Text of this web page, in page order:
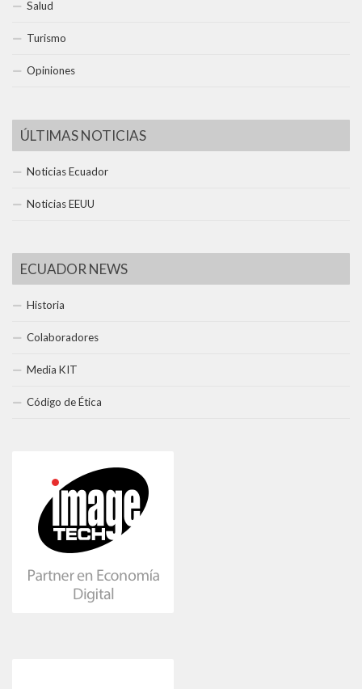
Salud
Turismo
Opiniones
ÚLTIMAS NOTICIAS
Noticias Ecuador
Noticias EEUU
ECUADOR NEWS
Historia
Colaboradores
Media KIT
Código de Ética